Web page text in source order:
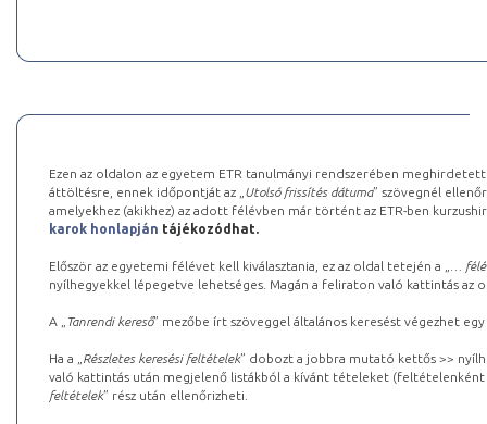
Ezen az oldalon az egyetem ETR tanulmányi rendszerében
áttöltésre, ennek időpontját az „ Utolsó frissítés dátuma” szövegnél
amelyekhez (akikhez) az adott félévben már történt az ETR-ben
karok honlapján tájékozódhat.
Először az egyetemi félévet kell kiválasztania, ez az oldal tetején a „
…
nyílhegyekkel lépegetve lehetséges. Magán a feliraton való kattintás az
A „ Tanrendi kereső” mezőbe írt szöveggel általános keresést végezhet
Ha a „ Részletes keresési feltételek” dobozt a jobbra mutató kettős >>
való kattintás után megjelenő listákból a kívánt tételeket (feltételenként
feltételek” rész után ellenőrizheti.